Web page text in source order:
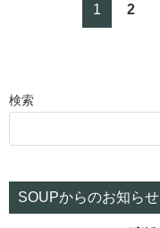
1 2
検索
SOUPからのお知らせ